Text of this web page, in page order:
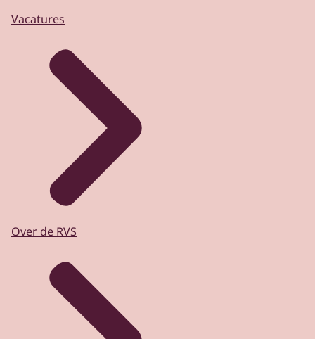
Vacatures
Over de RVS